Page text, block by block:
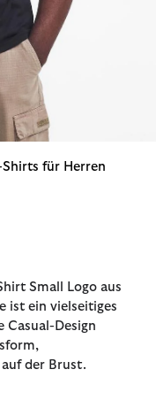
Shirts für Herren
Small Logo aus
ist ein vielseitiges
Casual-Design
der Brust.